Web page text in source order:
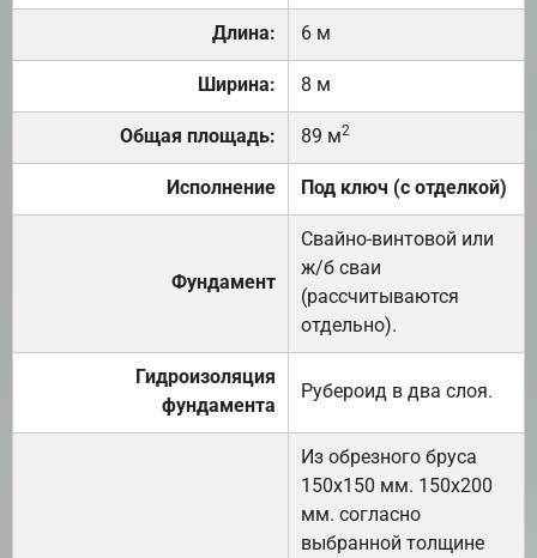
Длина: 6 м
Ширина: 8 м
Общая площадь: 89 м2
Исполнение Под ключ (с отделкой)
Фундамент
Свайно-винтовой или
ж/б сваи
(рассчитываются
отдельно).
Гидроизоляция
фундамента
Рубероид в два слоя.
Из обрезного бруса
150х150 мм. 150х200
мм. согласно
выбранной толщине